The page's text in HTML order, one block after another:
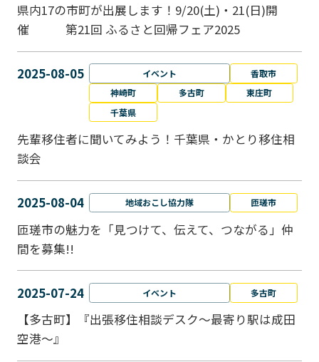
県内17の市町が出展します！9/20(土)・21(日)開
催 第21回 ふるさと回帰フェア2025
2025-08-05 イベント
香取市
神崎町
多古町
東庄町
千葉県
先輩移住者に聞いてみよう！千葉県・かとり移住相
談会
2025-08-04 地域おこし協力隊 匝瑳市
匝瑳市の魅力を「見つけて、伝えて、つながる」仲
間を募集!!
2025-07-24 イベント 多古町
【多古町】『出張移住相談デスク～最寄り駅は成田
空港～』